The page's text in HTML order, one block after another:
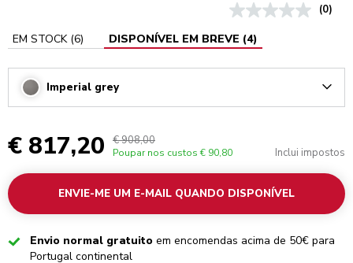
(0)
EM STOCK(6) DISPONÍVEL EM BREVE (4)
Imperial grey
€ 817,20 € 908,00
Poupar nos custos € 90,80 Inclui impostos
ENVIE-ME UM E-MAIL QUANDO DISPONÍVEL
CheckedEnvio normal gratuito em encomendas acima de 50€ para
Portugal continental